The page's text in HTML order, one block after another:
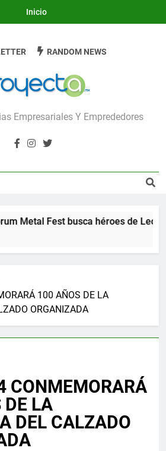
Inicio
Empresariales Y Emprededores
RANDOM NEWS
Metal Fest busca héroes de León
100 AÑOS DE LA
ORGANIZADA
CONMEMORARÁ
LA
DEL CALZADO